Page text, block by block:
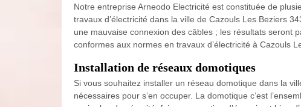
Notre entreprise Arneodo Electricité est constituée de
travaux d’électricité dans la ville de Cazouls Les Beziers
une mauvaise connexion des câbles ; les résultats seront
conformes aux normes en travaux d’électricité à Cazouls
Installation de réseaux domotiques
Si vous souhaitez installer un réseau domotique dans la
nécessaires pour s’en occuper. La domotique c’est